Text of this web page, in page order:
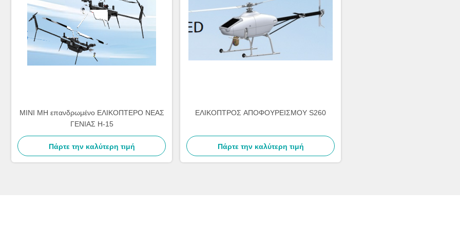
ΜΙΝΙ ΜΗ επανδρωμένο ΕΛΙΚΟΠΤΕΡΟ ΝΕΑΣ
ΓΕΝΙΑΣ H-15
Πάρτε την καλύτερη τιμή
ΕΛΙΚΟΠΤΡΟΣ ΑΠΟΦΟΥΡΕΙΣΜΟΥ S260
Πάρτε την καλύτερη τιμή